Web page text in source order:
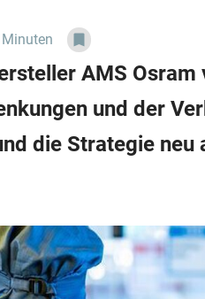
AMS
und der
die Strategie